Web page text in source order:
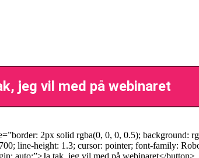
jeg vil med på webinaret
2px solid rgba(0, 0, 0, 0.5); background:
line-height: 1.3; cursor: pointer; font-family:
auto;”>Ja tak, jeg vil med på webinaret</button>